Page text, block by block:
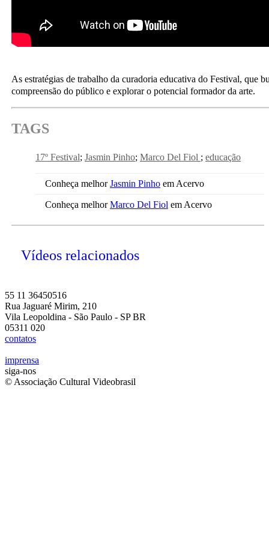
As estratégias de trabalho da curadoria educativa do Festival, que
compreensão do público e explorar o potencial formador da arte.
TAGS
17º Festival Jasmin Pinho Marco Del Fiol educação
Conheça melhorJasmin Pinho em Acervo
Conheça melhorMarco Del Fiol em Acervo
Vídeos relacionados
55 11 36450516
Rua Jaguaré Mirim, 210
Vila Leopoldina - São Paulo - SP BR
05311 020
contatos
imprensa
siga-nos
© Associação Cultural Videobrasil